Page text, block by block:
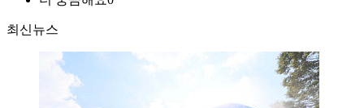
최신뉴스